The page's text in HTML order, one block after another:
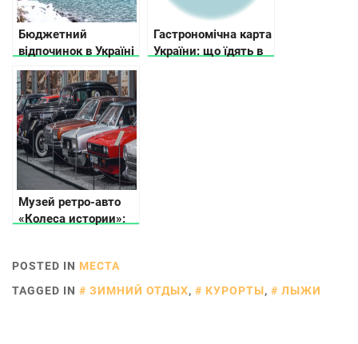
Бюджетний
відпочинок в Україні
взимку
Гастрономічна карта
України: що їдять в
Музей ретро-авто
«Колеса истории»:
автомобильного
мира
POSTED IN МЕСТА
TAGGED IN
ЗИМНИЙ ОТДЫХ, КУРОРТЫ, ЛЫЖИ